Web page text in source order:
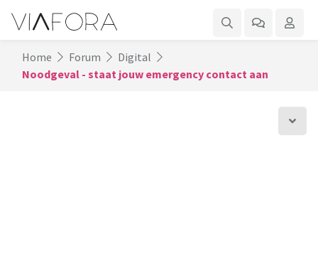
Home Forum
Digital
Noodgeval - staat jouw emergency contact aan